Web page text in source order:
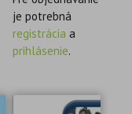
je potrebná
registrácia a
prihlásenie.